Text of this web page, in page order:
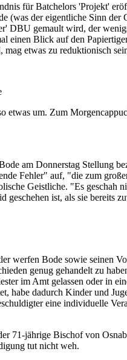
für Batchelors 'Projekt'
(was der eigentliche Sinn
DBU gemault wird, der
einen Blick auf den
etwas zu reduktionisch
etwas um. Zum
am Donnerstag Stellung
Fehler" auf, "die zum
Geistliche. "Es geschah
geschehen ist, als sie bereits
werfen Bode sowie seinen
genug gehandelt zu
im Amt gelassen oder in
habe dadurch Kinder und
eine individuelle
71-jährige Bischof von
tut nicht weh.